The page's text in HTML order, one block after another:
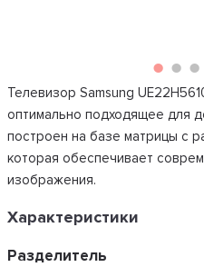
Телевизор Samsung
оптимально подходящее для
построен на базе матрицы с
которая обеспечивает
изображения.
Характеристики
Разделитель